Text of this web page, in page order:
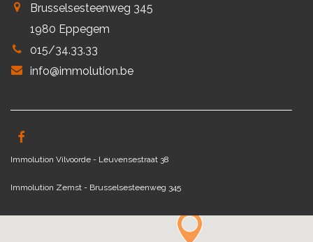
Brusselsesteenweg 345
1980 Eppegem
015/34.33.33
info@immolution.be
Immolution Vilvoorde - Leuvensestraat 38
Immolution Zemst - Brusselsesteenweg 345